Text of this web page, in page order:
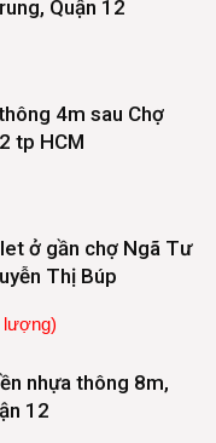
Quận 12
4m sau Chợ
tp HCM
ở gần chợ Ngã Tư
Thị Búp
lượng)
nhựa thông 8m,
12